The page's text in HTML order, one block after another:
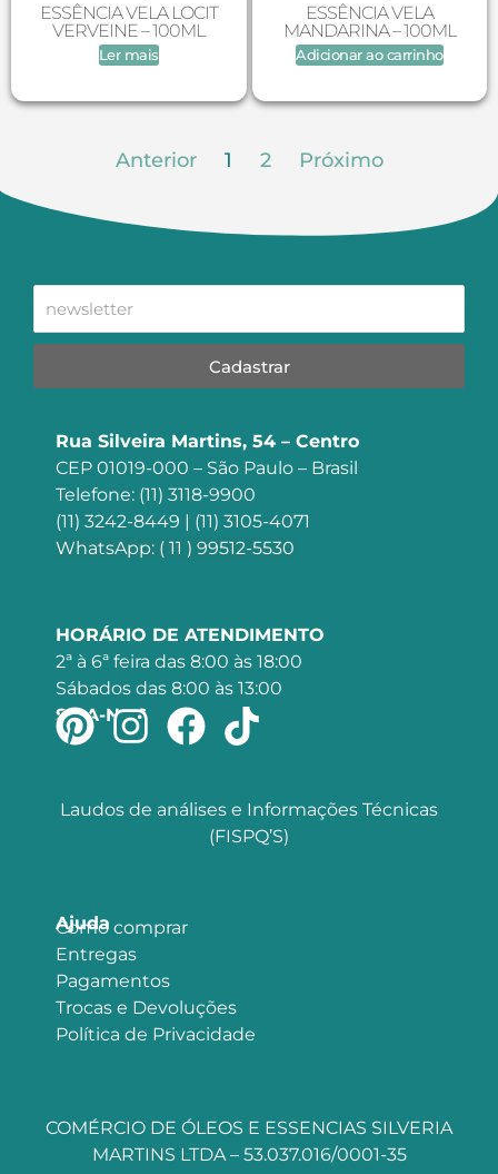
ESSÊNCIA VELA LOCIT
VERVEINE – 100ML
Ler mais
ESSÊNCIA VELA
MANDARINA – 100ML
Adicionar ao carrinho
Anterior 1 2 Próximo
Cadastrar
Rua Silveira Martins, 54 – Centro
CEP 01019-000 – São Paulo – Brasil
Telefone: (11) 3118-9900
(11) 3242-8449 | (11) 3105-4071
WhatsApp: ( 11 ) 99512-5530
HORÁRIO DE ATENDIMENTO
2ª à 6ª feira das 8:00 às 18:00
Sábados das 8:00 às 13:00
SIGA-NOS
Laudos de análises e Informações Técnicas
(FISPQ’S)
Ajuda
Como comprar
Entregas
Pagamentos
Trocas e Devoluções
Política de Privacidade
COMÉRCIO DE ÓLEOS E ESSENCIAS SILVERIA
MARTINS LTDA – 53.037.016/0001-35